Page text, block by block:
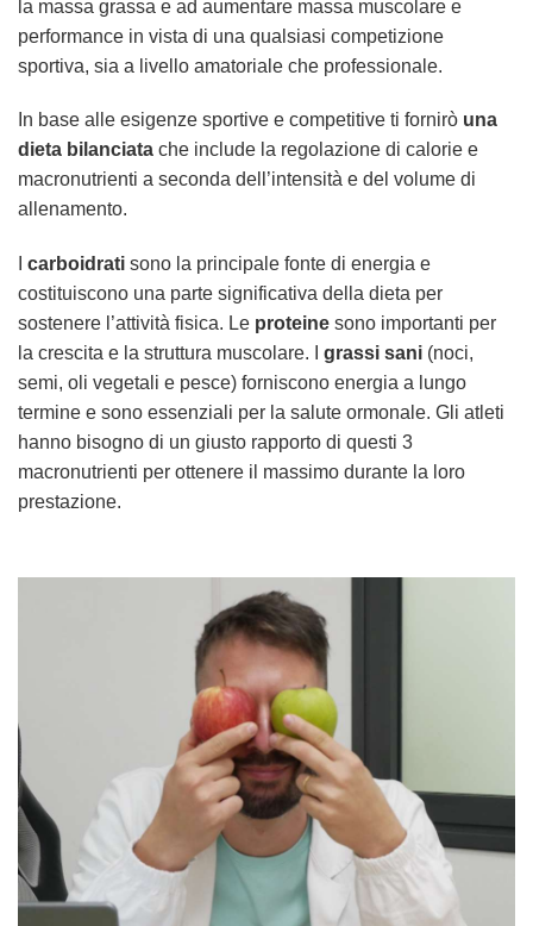
la massa grassa e ad aumentare massa muscolare e
performance in vista di una qualsiasi competizione
sportiva, sia a livello amatoriale che professionale.
In base alle esigenze sportive e competitive ti fornirò una
dieta bilanciata che include la regolazione di calorie e
macronutrienti a seconda dell’intensità e del volume di
allenamento.
carboidrati sono la principale fonte di energia e
costituiscono una parte significativa della dieta per
sostenere l’attività fisica. Le proteine sono importanti per
la crescita e la struttura muscolare. I grassi sani (noci,
semi, oli vegetali e pesce) forniscono energia a lungo
termine e sono essenziali per la salute ormonale. Gli atleti
hanno bisogno di un giusto rapporto di questi 3
macronutrienti per ottenere il massimo durante la loro
prestazione.